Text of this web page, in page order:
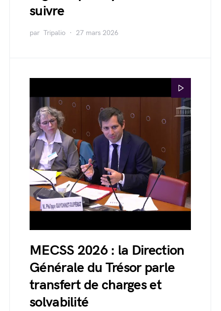
suivre
par Tripalio 27 mars 2026
MECSS 2026 : la Direction
Générale du Trésor parle
transfert de charges et
solvabilité